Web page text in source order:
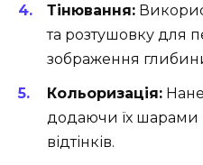
Тінювання:
та розтушовку для
зображення
Кольоризація:
додаючи їх шарами
відтінків.